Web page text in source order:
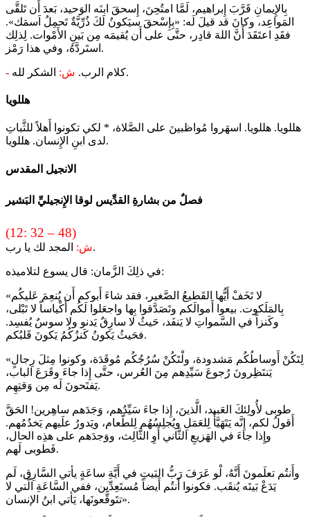
بِالإِيمانِ قَرَّبَ إِبراهيم، لَمَّا امتُحِنَ، إِسحقَ ابنَه الوَحيد، بَعدَ أَن تَلقَّى
المَواعِد، وكانَ قد قيلَ لَه: «بِإِسْحقَ سيَكونُ لَكَ ذُرِّيَّةٌ تَحمِلُ اَسمَك».
فقَدِ اعتَقَدَ أَنَّ اللهَ قادِر، حتَّى على أَن يُقيمَه مِن بَينِ الأَمْوات. لِذلِك
استَردَّهُ، وفي هذا رَمْز.
- كلام الرب. ش: الشكر لله.
هللويا
هللويا. هللويا. اسهَروا مُواظبينَ على الصَّلاة، * لكي تكونوا أَهلاً للثَّباتِ
لدى ابنِ الإِنسان. هللويا.
الانجيل المقدس
فصلٌ من بشارةِ القدِّيس لوقا الإِنجيليِّ البَشير
(12: 32 – 48)
ش:المجد لك يا رب.
في ذلِكَ الزَّمان: قال يسوع لتلاميذه:
«لا تَخَفْ أَيُّها القَطيعُ الصَّغير، فقد شاءَ أَبوكم أَن يُنعِمَ عَليكُم
بِالمَلَكوت. بيعوا أَموالَكم وتَصَدَّقوا بِها واجعَلوا لَكُم أَكْياساً لا تَبْلى،
وكَنزاً في السَّمواتِ لا يَنفَد، حَيثُ لا سارِقٌ يَدنو ولا سوسٌ يُفسِد.
فحَيثُ يَكونُ كَنزُكُمُ يَكونَ قَلبُكم.
«لِتَكُنْ أَوساطُكُم مَشدودة، ولْتَكُنْ سُرُجُكُم مُوقَدَة، وكونوا مِثلَ رِجالٍ
يَنتَظِرونَ رُجوعَ سَيِّدِهم مِنَ العُرس، حتَّى إِذا جاءَ وقَرَعَ الباب،
يَفتَحونَ لَه مِن وَقتِهِم.
طوبى لأُولِئكَ العَبيد، الَّذينَ، إِذا جاءَ سَيِّدُهم، وَجَدَهم ساهِرين! الحَقَّ
أَقولُ لكم، إِنَّه يَتَهَيَّأُ لِلعَمَلِ ويُجلِسُهُم لِلطَّعام، ويَدورُ علَيهم يَخدُمُهم.
وإِذا جاءَ في الهَزيعِ الثَّاني أَوِ الثَّالِث، ووَجدَهم على هذِه الحال،
فَطوبى لَهم.
وأَنتُم تعلَمونَ أَنَّهُ، لْو عَرَفَ رَبُّ البَيتِ في أَيَّةِ ساعَةٍ يأتي السَّارِق، لَم
يَدَعْ بَيتَه يُنقَب. فكونوا أَنتُم أَيضاً مُستَعِدِّين، ففي السَّاعَةِ الَّتي لا
تتَوقَّعونَها، يَأتي ابنُ الإنسان».